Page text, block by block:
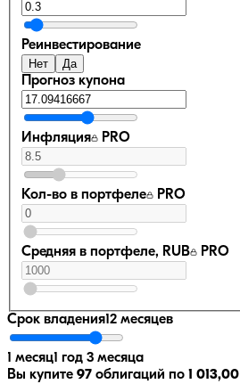
Реинвестирование
Нет Да
Прогноз купона
Инфляция PRO
Кол-во в портфеле PRO
Средняя в портфеле, RUB PRO
Срок владения12 месяцев
1 месяц1 год 3 месяца
Вы купите 97 облигаций по 1 013,00